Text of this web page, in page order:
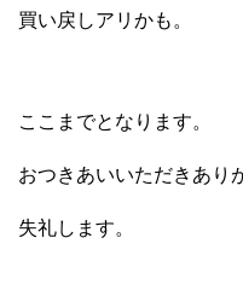
買い戻しアリかも。
ここまでとなります。
おつきあいいただきあり
失礼します。